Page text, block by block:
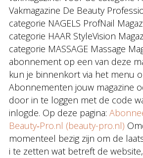
Vakmagazine De Beauty
categorie NAGELS ProfNail
categorie HAAR StyleVision
categorie MASSAGE Massage
abonnement op een van deze
kun je binnenkort via het menu
Abonnementen jouw magazine
door in te loggen met de code
inlogde. Op deze pagina:
Beauty‑Pro.nl (beauty-pro.nl)
momenteel bezig zijn om de
i te zetten wat betreft de